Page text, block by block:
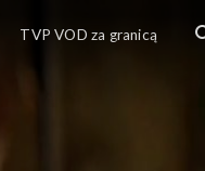
TVP VOD za granicą